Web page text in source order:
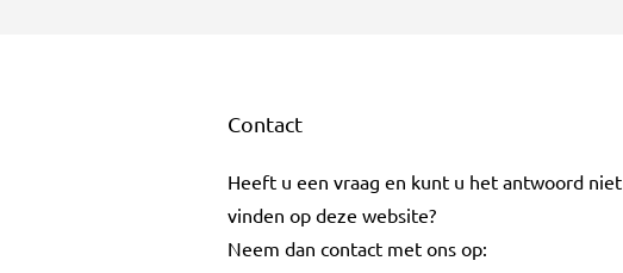
Contact
Heeft u een vraag en kunt u het antwoord niet
vinden op deze website?
Neem dan contact met ons op: